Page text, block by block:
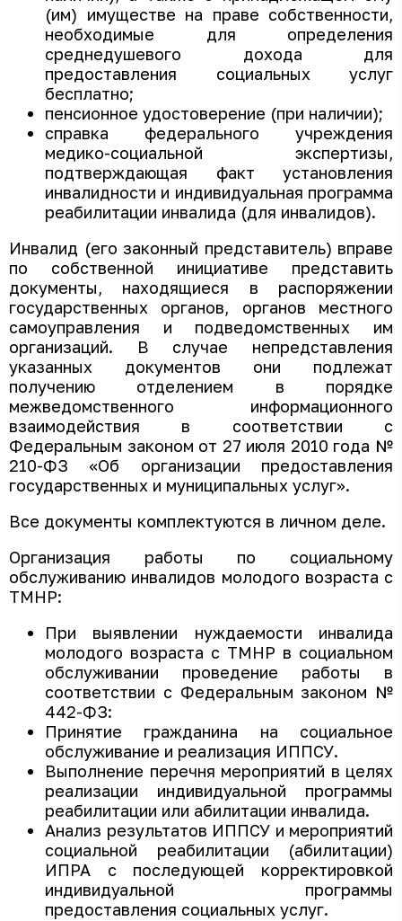
(им) имуществе на праве собственности,
необходимые для определения
среднедушевого дохода для
предоставления социальных услуг
бесплатно;
пенсионное удостоверение (при наличии);
справка федерального учреждения
медико-социальной экспертизы,
подтверждающая факт установления
инвалидности и индивидуальная программа
реабилитации инвалида (для инвалидов).
Инвалид (его законный представитель) вправе
по собственной инициативе представить
документы, находящиеся в распоряжении
государственных органов, органов местного
самоуправления и подведомственных им
организаций. В случае непредставления
указанных документов они подлежат
получению отделением в порядке
межведомственного информационного
взаимодействия в соответствии с
Федеральным законом от 27 июля 2010 года №
210-ФЗ «Об организации предоставления
государственных и муниципальных услуг».
Все документы комплектуются в личном деле.
Организация работы по социальному
обслуживанию инвалидов молодого возраста с
ТМНР:
При выявлении нуждаемости инвалида
молодого возраста с ТМНР в социальном
обслуживании проведение работы в
соответствии с Федеральным законом №
442-ФЗ:
Принятие гражданина на социальное
обслуживание и реализация ИППСУ.
Выполнение перечня мероприятий в целях
реализации индивидуальной программы
реабилитации или абилитации инвалида.
Анализ результатов ИППСУ и мероприятий
социальной реабилитации (абилитации)
ИПРА с последующей корректировкой
индивидуальной программы
предоставления социальных услуг.